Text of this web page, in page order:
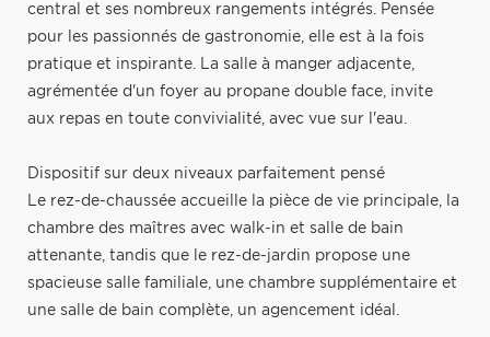
central et ses nombreux rangements intégrés. Pensée
pour les passionnés de gastronomie, elle est à la fois
pratique et inspirante. La salle à manger adjacente,
agrémentée d'un foyer au propane double face, invite
aux repas en toute convivialité, avec vue sur l'eau.
Dispositif sur deux niveaux parfaitement pensé
Le rez-de-chaussée accueille la pièce de vie principale, la
chambre des maîtres avec walk-in et salle de bain
attenante, tandis que le rez-de-jardin propose une
spacieuse salle familiale, une chambre supplémentaire et
une salle de bain complète, un agencement idéal.